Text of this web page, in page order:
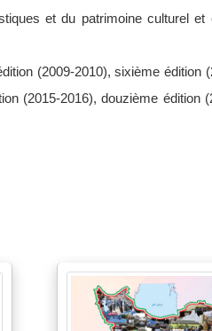
et du patrimoine culturel et
(2009-2010), sixième édition
(2015-2016), douzième édition